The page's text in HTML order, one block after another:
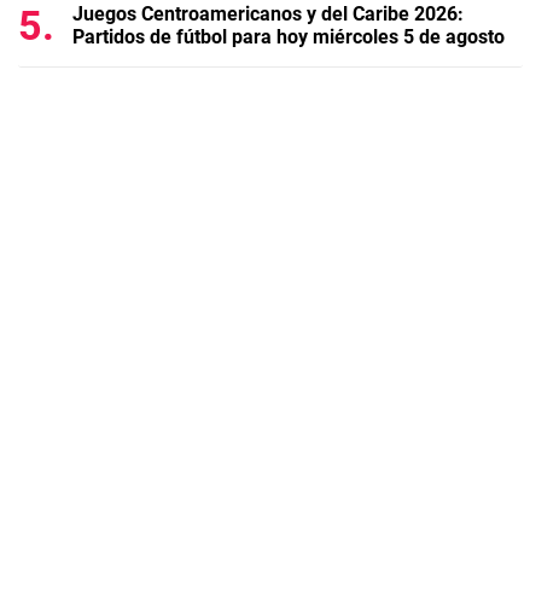
Juegos Centroamericanos y del Caribe 2026:
Partidos de fútbol para hoy miércoles 5 de agosto